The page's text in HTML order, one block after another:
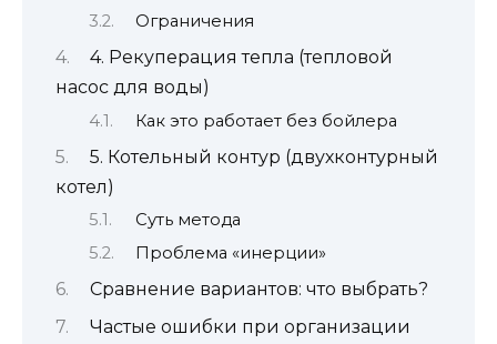
Ограничения
4. Рекуперация тепла (тепловой
насос для воды)
Как это работает без бойлера
5. Котельный контур (двухконтурный
котел)
Суть метода
Проблема «инерции»
Сравнение вариантов: что выбрать?
Частые ошибки при организации